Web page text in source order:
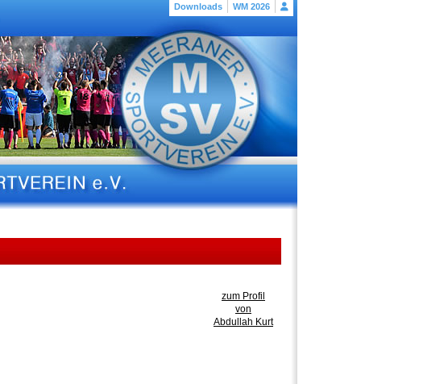
Downloads WM 2026
zum Profil
von
Abdullah Kurt